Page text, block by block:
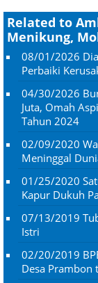
Related to
Menikung,
08/01/2026
Perbaiki
04/30/2026
Juta, Omah
Tahun 2024
02/09/2020
Meninggal
01/25/2020
Kapur Dukuh
07/13/2019
Istri
02/20/2019
Desa Prambon